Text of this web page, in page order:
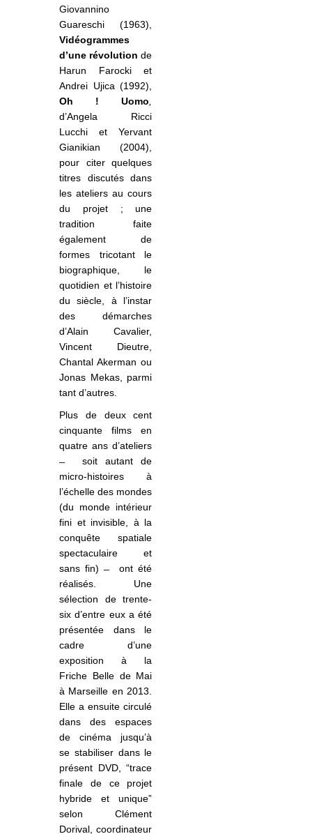
Giovannino
Guareschi (1963),
Vidéogrammes
d’une révolution de
Harun Farocki et
Andrei Ujica (1992),
Oh ! Uomo
d’Angela Ricci
Lucchi et Yervant
Gianikian (2004),
pour citer quelques
titres discutés dans
les ateliers au cours
du projet ; une
tradition faite
également de
formes tricotant le
biographique, le
quotidien et l’histoire
du siècle, à l’instar
des démarches
d’Alain Cavalier,
Vincent Dieutre,
Chantal Akerman ou
Jonas Mekas, parmi
tant d’autres.
Plus de deux cent
cinquante films en
quatre ans d’ateliers
soit autant de
micro-histoires à
l’échelle des mondes
(du monde intérieur
fini et invisible, à la
conquête spatiale
spectaculaire et
sans fin)ont été
réalisés. Une
sélection de trente-
six d’entre eux a été
présentée dans le
cadre d’une
exposition à la
Friche Belle de Mai
à Marseille en 2013.
Elle a ensuite circulé
dans des espaces
de cinéma jusqu’à
se stabiliser dans le
présent DVD, “trace
finale de ce projet
hybride et unique”
selon Clément
Dorival, coordinateur